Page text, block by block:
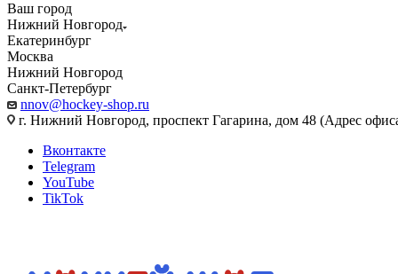
Ваш город
Нижний Новгород
Екатеринбург
Москва
Нижний Новгород
Санкт-Петербург
nnov@hockey-shop.ru
г. Нижний Новгород, проспект Гагарина, дом 48 (Адрес
Вконтакте
Telegram
YouTube
TikTok